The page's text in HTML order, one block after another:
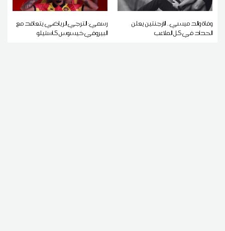
وفاة والد ميسي.. الأرجنتين يعلن
الحداد في كل الملاعب
رسمي: الترجي الرياضي يتعاقد مع
البيروفي خيسوس كاستيلو